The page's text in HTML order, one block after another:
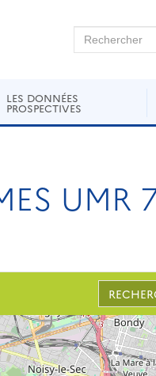
Rechercher sur
LES DONNÉES
PROSPECTIVES
UMR